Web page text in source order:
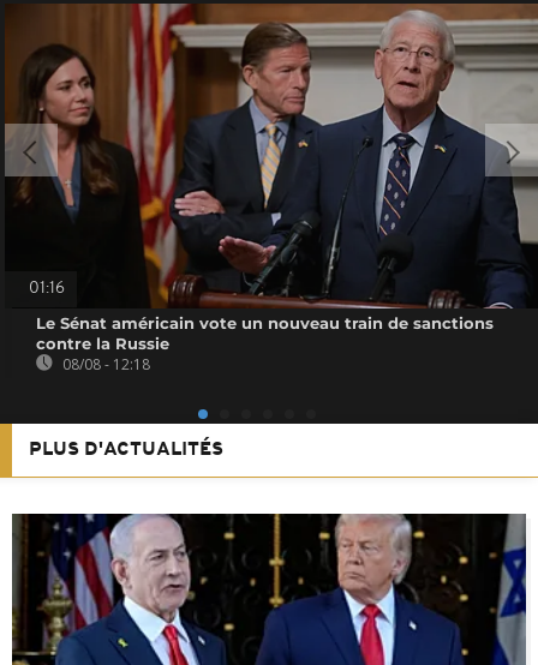
01:16
Le Sénat américain vote un nouveau train de sanctions
contre la Russie
08/08 - 12:18
PLUS D'ACTUALITÉS